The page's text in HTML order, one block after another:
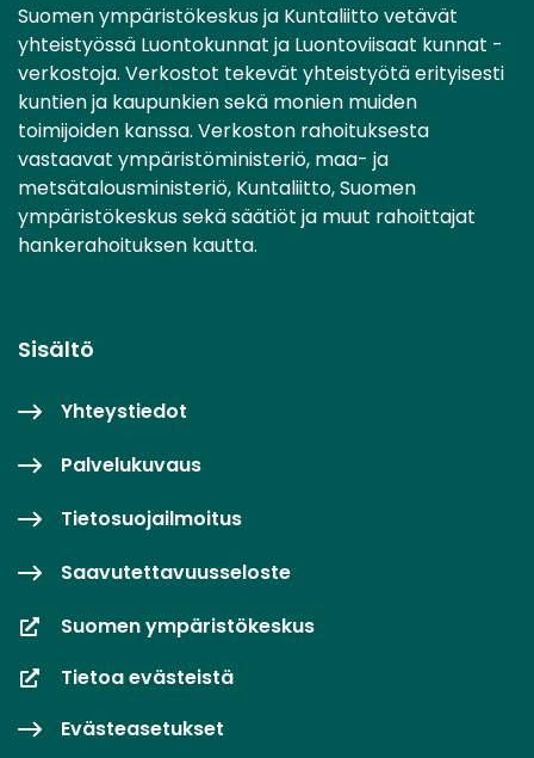
Suomen ympäristökeskus ja Kuntaliitto vetävät
yhteistyössä Luontokunnat ja Luontoviisaat kunnat -
verkostoja. Verkostot tekevät yhteistyötä erityisesti
kuntien ja kaupunkien sekä monien muiden
toimijoiden kanssa. Verkoston rahoituksesta
vastaavat ympäristöministeriö, maa- ja
metsätalousministeriö, Kuntaliitto, Suomen
ympäristökeskus sekä säätiöt ja muut rahoittajat
hankerahoituksen kautta.
Sisältö
Yhteystiedot
Palvelukuvaus
Tietosuojailmoitus
Saavutettavuusseloste
Suomen ympäristökeskus
Tietoa evästeistä
Evästeasetukset